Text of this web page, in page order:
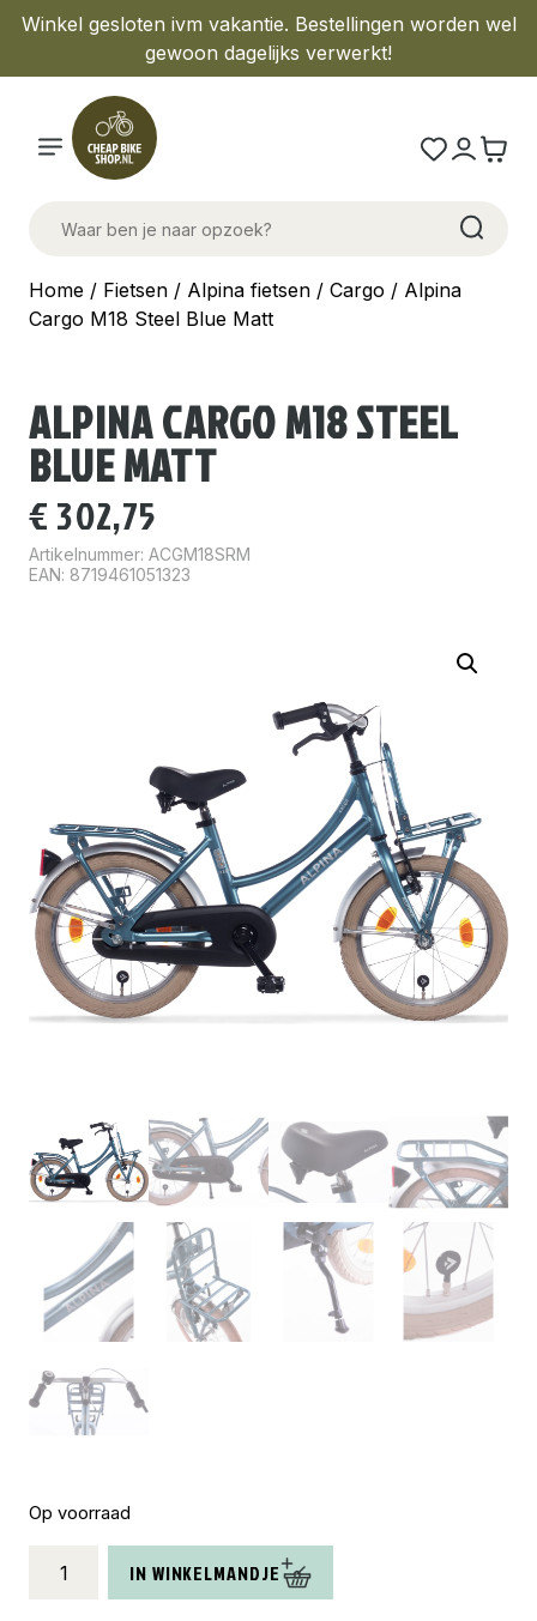
Winkel gesloten ivm vakantie. Bestellingen worden wel
gewoon dagelijks verwerkt!
Home / Fietsen / Alpina fietsen / Cargo / Alpina
Cargo M18 Steel Blue Matt
ALPINA CARGO M18 STEEL
BLUE MATT
€ 302,75
Artikelnummer: ACGM18SRM
EAN: 8719461051323
Op voorraad
Cargo
IN WINKELMANDJE